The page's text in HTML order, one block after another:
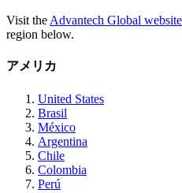
Visit the Advantech Global website
region below.
アメリカ
United States
Brasil
México
Argentina
Chile
Colombia
Perú